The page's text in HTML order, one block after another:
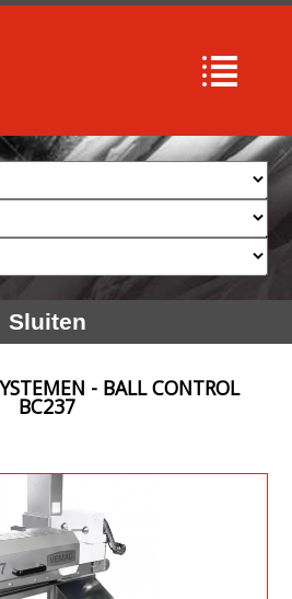
Sluiten
- BALL CONTROL
BC237